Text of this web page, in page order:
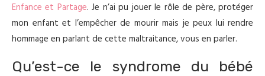
Enfance et Partage. Je n’ai pu jouer le rôle de père, protéger
mon enfant et l’empêcher de mourir mais je peux lui rendre
hommage en parlant de cette maltraitance, vous en parler.
Qu’est-ce le syndrome du bébé